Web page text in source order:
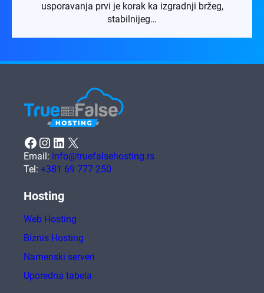
usporavanja prvi je korak ka izgradnji bržeg,
stabilnijeg…
Facebook Instagram LinkedIn X
Email: info@truefalsehosting.rs
Tel: +381 69 777 250
Hosting
Web Hosting
Biznis Hosting
Namenski serveri
Uporedna tabela